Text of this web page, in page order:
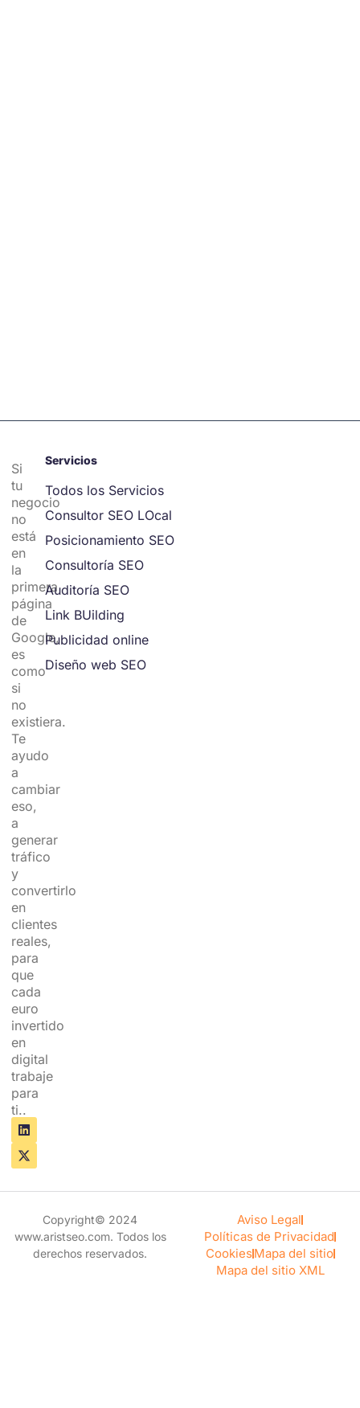
Si
tu
negocio
no
está
en
la
primera
página
de
Google,
es
como
si
no
existiera.
Te
ayudo
a
cambiar
eso,
a
generar
tráfico
y
convertirlo
en
clientes
reales,
para
que
cada
euro
invertido
en
digital
trabaje
para
ti..
L
i
n
k
d
X
-
t
w
t
Servicios
Todos los Servicios
Consultor SEO LOcal
Posicionamiento SEO
Consultoría SEO
Auditoría SEO
Link BUilding
Publicidad online
Diseño web SEO
Copyright© 2024
www.aristseo.com. Todos los
derechos reservados.
Aviso Legal
Políticas de Privacidad
CookiesMapa del sitio
Mapa del sitio XML